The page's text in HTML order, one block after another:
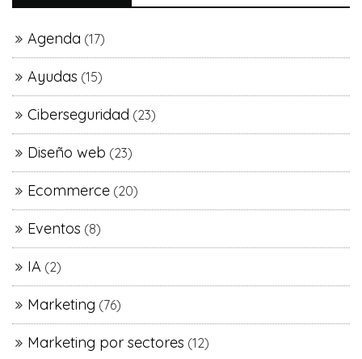
Agenda (17)
Ayudas (15)
Ciberseguridad (23)
Diseño web (23)
Ecommerce (20)
Eventos (8)
IA (2)
Marketing (76)
Marketing por sectores (12)